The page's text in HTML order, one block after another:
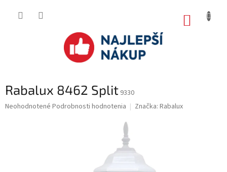
Rabalux 8462 Split 9330
Priemerné
Neohodnotené Podrobnosti hodnotenia Značka: Rabalux